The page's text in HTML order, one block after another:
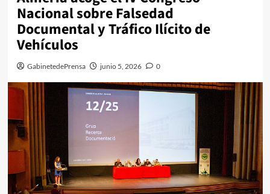
Nacional sobre Falsedad
Documental y Tráfico Ilícito de
Vehículos
GabinetedePrensa junio 5, 2026 0